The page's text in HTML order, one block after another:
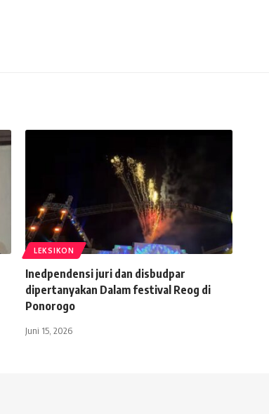
LEKSIKON
Inedpendensi juri dan disbudpar
dipertanyakan Dalam festival Reog di
Ponorogo
Juni 15, 2026